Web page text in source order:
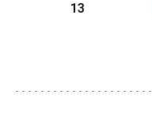
13